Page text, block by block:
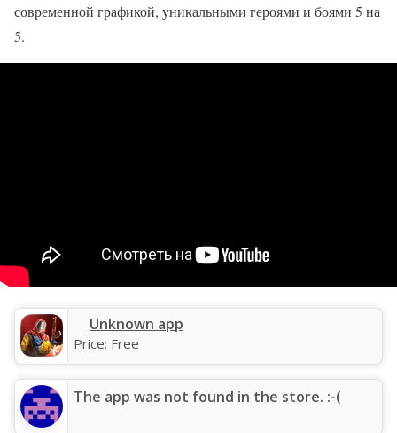
современной графикой, уникальными героями и боями 5 на
5.
Unknown app
Price: Free
The app was not found in the store. :-(